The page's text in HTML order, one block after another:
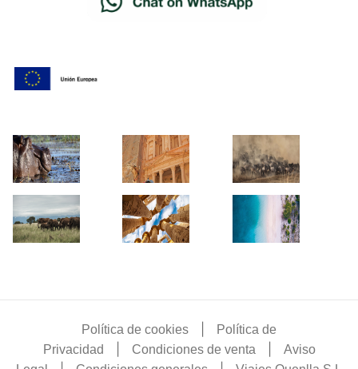
Política de cookies
Política de
Privacidad
Condiciones de venta|
Aviso